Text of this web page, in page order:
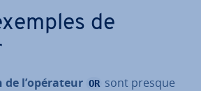
de
de l’opérateur OR sont presque